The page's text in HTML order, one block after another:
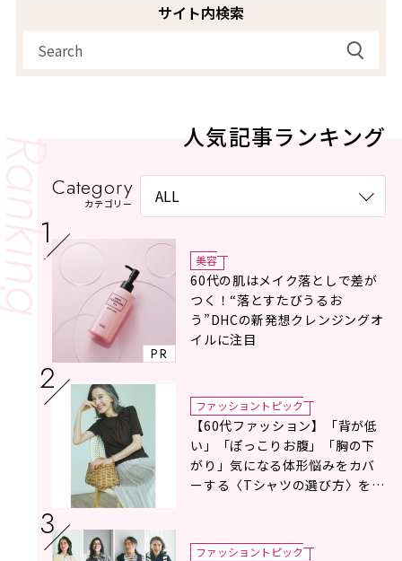
サイト内検索
人気記事ランキング
Category
カテゴリー
PR
美容
60代の肌はメイク落としで差が
つく！“落とすたびうるお
う”DHCの新発想クレンジングオ
イルに注目
ファッショントピック
【60代ファッション】「背が低
い」「ぽっこりお腹」「胸の下
がり」気になる体形悩みをカバ
ーする〈Tシャツの選び方〉をス
ファッショントピック